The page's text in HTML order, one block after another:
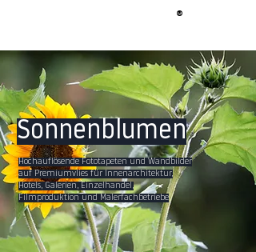
®
Sonnenblumen
Hochauflösende Fototapeten und Wandbilder
auf Premiumvlies für Innenarchitektur,
Hotels, Galerien, Einzelhandel,
Filmproduktion und Malerfachbetriebe